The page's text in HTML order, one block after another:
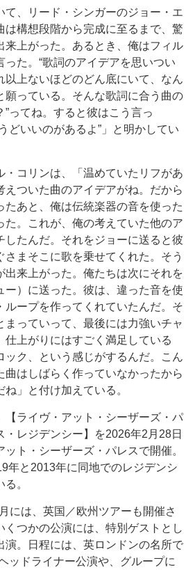
、リード・シンガーのジョー・エ
は構想段階から完成に至るまで、驚
来上がった。あるとき、俺はフィル
った。“歌詞のアイデアを思いつい
以上ないほどのどん底にいて、なん
願っている。そんな歌詞に合う曲の
ってね。すると彼はこう言っ
どいいのがあるよ”」と明かしてい
コリンは、「温めていたリフがあ
えついた曲のアイデアがね。だから
たあと、俺は伝統楽器の音を使った
た。これが、俺の考えていた他のア
したんだ。それをジョーに送ると彼
さまそこに歌を乗せてくれた。そう
出来上がった。俺たちは次にそれを
ー）に送った。彼は、違った音を使
ループを作ってくれていたんだ。そ
まっていって、最後には力強いチャ
仕上がりにはすごく満足している
ック、という感じがするんだ。こん
曲はしばらく作っていなかったから
」と付け加えている。
ライヴ・アット・シーザーズ・パ
・レジデンシー】を2026年2月28日
ット・シーザーズ・パレスで開催。
年と2013年に同地でのレジデンシ
。
には、英国／欧州ツアーも開催さ
くつかの公演には、特別ゲストとし
演。日程には、英ロンドンの名所で
ッドライナー公演や、グループに